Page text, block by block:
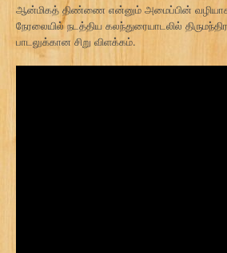
ஆன்மிகத் திண்ணை என்னும் அமைப்பின்
நேரலையில் நடத்திய கலந்துரையாடலில்
பாடலுக்கான சிறு விளக்கம்.